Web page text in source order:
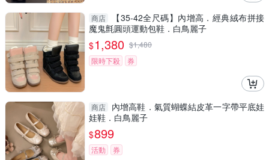
商店
【35-42全尺碼】內增高．經典絨布拼接
魔鬼氈圓頭運動包鞋．白鳥麗子
$1,380 $1,480
限時下殺
券
商店
內增高鞋．氣質蝴蝶結皮革一字帶平底娃
娃鞋．白鳥麗子
$899
活動 券